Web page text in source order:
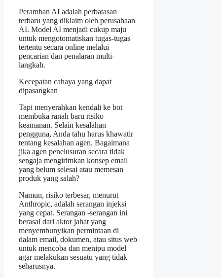
Peramban AI adalah perbatasan
terbaru yang diklaim oleh perusahaan
AI. Model AI menjadi cukup maju
untuk mengotomatiskan tugas-tugas
tertentu secara online melalui
pencarian dan penalaran multi-
langkah.
Kecepatan cahaya yang dapat
dipasangkan
Tapi menyerahkan kendali ke bot
membuka ranah baru risiko
keamanan. Selain kesalahan
pengguna, Anda tahu harus khawatir
tentang kesalahan agen. Bagaimana
jika agen penelusuran secara tidak
sengaja mengirimkan konsep email
yang belum selesai atau memesan
produk yang salah?
Namun, risiko terbesar, menurut
Anthropic, adalah serangan injeksi
yang cepat. Serangan -serangan ini
berasal dari aktor jahat yang
menyembunyikan permintaan di
dalam email, dokumen, atau situs web
untuk mencoba dan menipu model
agar melakukan sesuatu yang tidak
seharusnya.